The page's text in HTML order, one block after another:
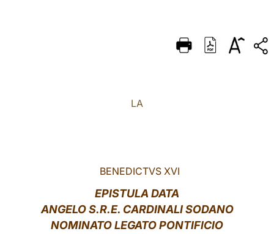
DEUTSCH
LA
BENEDICTVS XVI
EPISTULA DATA
ANGELO S.R.E. CARDINALI SODANO
NOMINATOLEGATO PONTIFICIO